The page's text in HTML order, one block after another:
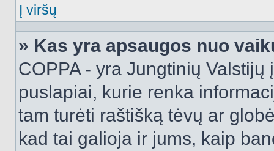
Į viršų
» Kas yra apsaugos nuo
COPPA - yra Jungtinių
puslapiai, kurie renka
tam turėti raštišką tėvų ar
kad tai galioja ir jums, kaip